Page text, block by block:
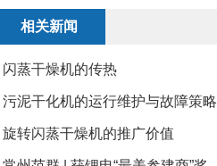
相关新闻
闪蒸干燥机的传热
污泥干化机的运行维护与故障策略
旋转闪蒸干燥机的推广价值